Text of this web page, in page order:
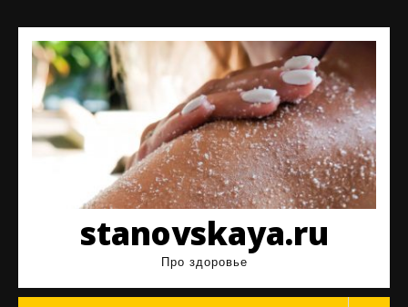
содержимому
stanovskaya.ru
Про здоровье